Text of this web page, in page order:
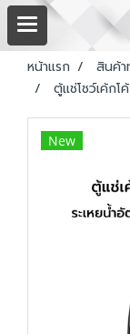
หน้าแรก สินค้
ตู้แช่โชว์เค้กโ
New